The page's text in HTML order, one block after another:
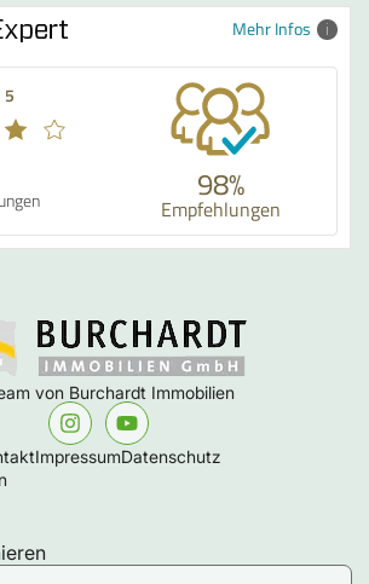
Mehr Infos
5
98%
Empfehlungen
von Burchardt Immobilien
ImpressumDatenschutz